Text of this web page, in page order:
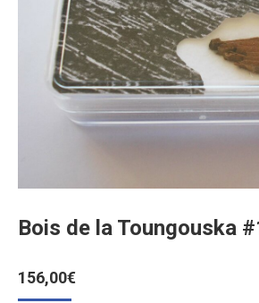
Bois de la Toungouska
156,00€